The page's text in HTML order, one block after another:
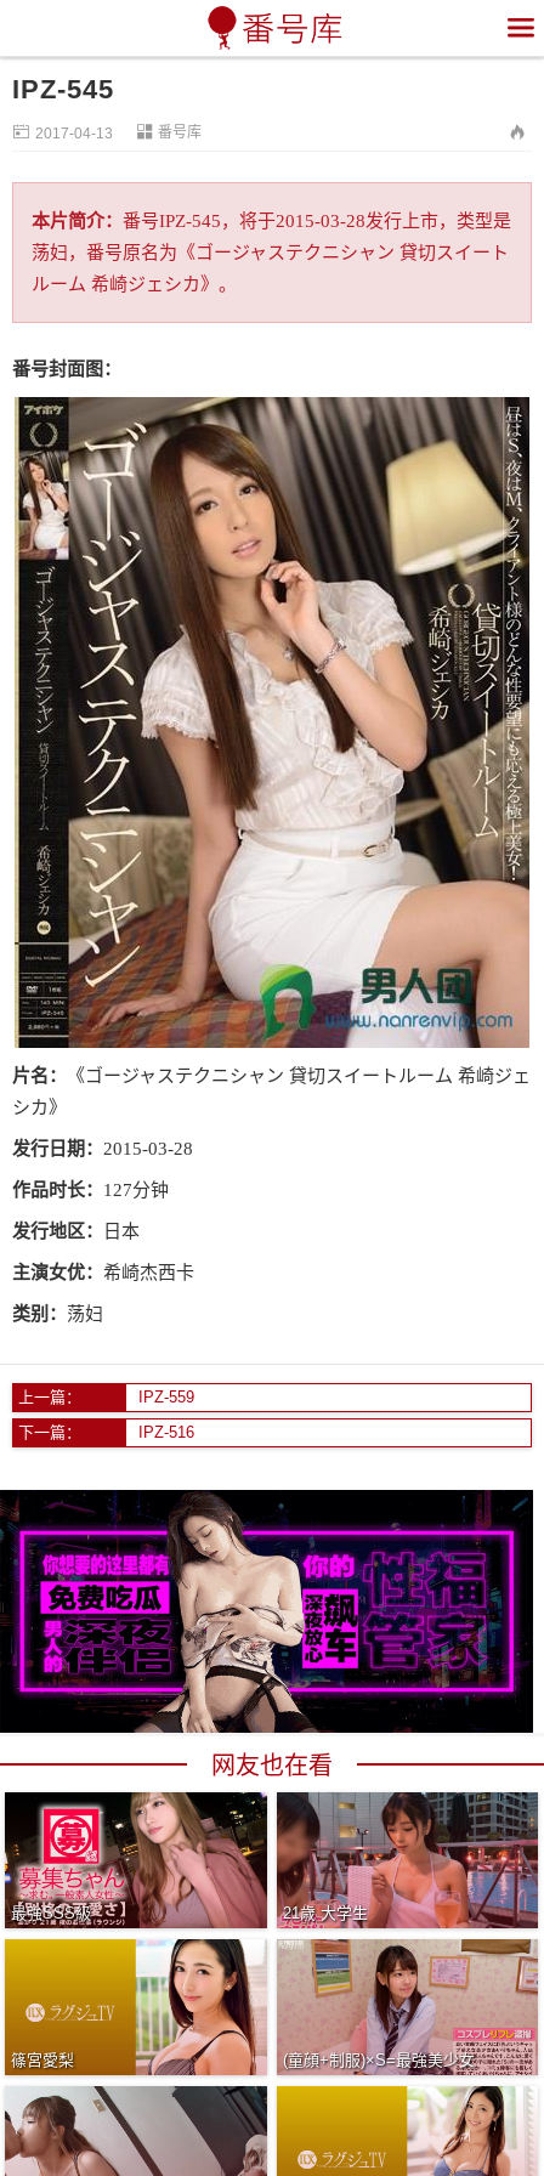

IPZ-545
 2017-04-13  番号库 
本片简介： 番号IPZ-545，将于2015-03-28发行上市，类型是
荡妇，番号原名为《ゴージャステクニシャン 貸切スイート
ルーム 希崎ジェシカ》。
番号封面图：
片名：
《ゴージャステクニシャン 貸切スイートルーム 希崎ジェ
シカ》
发行日期： 2015-03-28
作品时长： 127分钟
发行地区： 日本
主演女优： 希崎杰西卡
类别： 荡妇
上一篇：
IPZ-559
下一篇：
IPZ-516
网友也在看
最強SSS級 21歳 大学生
篠宮愛梨 (童顔+制服)×S=最強美少女